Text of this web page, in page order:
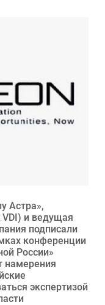
Астра»,
и ведущая
подписали
конференции
России»
намерения
экспертизой